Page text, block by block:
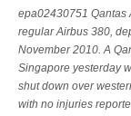
epa02430751 Qantas
regular Airbus 380,
November 2010. A
Singapore yesterday
shut down over
with no injuries